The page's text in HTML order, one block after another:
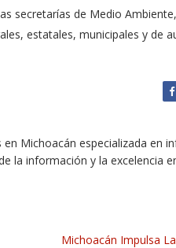
secretarías de Medio
estatales, municipales y de
Michoacán especializada en
la información y la excelencia
Michoacán Impulsa